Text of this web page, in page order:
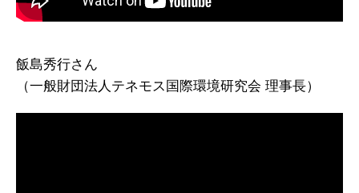
飯島秀行さん
（一般財団法人テネモス国際環境研究会 理事長）